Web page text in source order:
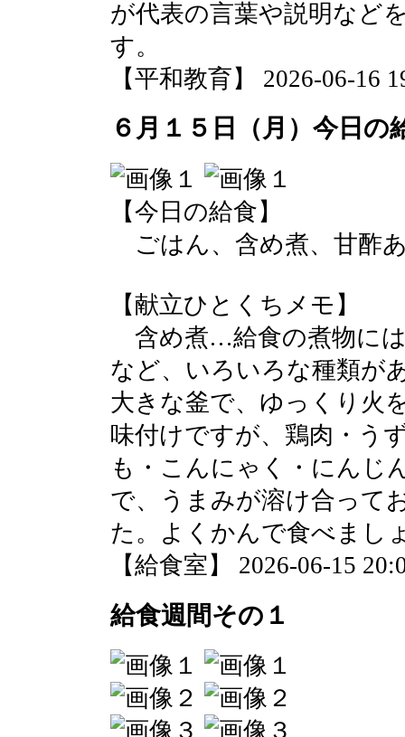
が代表の言葉や説明など
す。
【平和教育】 2026-06-16
６月１５日（月）今日の
【今日の給食】
ごはん、含め煮、甘酢
【献立ひとくちメモ】
含め煮…給食の煮物に
など、いろいろな種類が
大きな釜で、ゆっくり火
味付けですが、鶏肉・う
も・こんにゃく・にんじ
で、うまみが溶け合って
た。よくかんで食べまし
【給食室】 2026-06-15
給食週間その１